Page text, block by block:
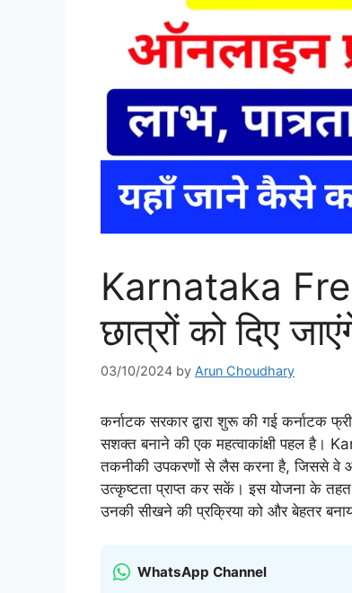
Karnataka
छात्रों को दिए
03/10/2024 by Arun Choudhary
कर्नाटक सरकार द्वारा शुरू की गई कर्नाटक
सशक्त बनाने की एक महत्वाकांक्षी पहल है।
तकनीकी उपकरणों से लैस करना है, जिससे वे
उत्कृष्टता प्राप्त कर सकें। इस योजना के तहत,
उनकी सीखने की प्रक्रिया को और बेहतर
WhatsApp Channel